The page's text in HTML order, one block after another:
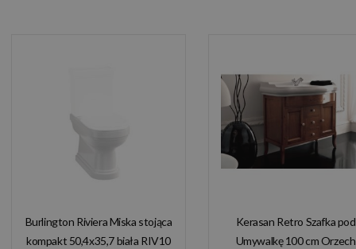
Burlington Riviera Miska stojąca
kompakt 50,4x35,7 biała RIV10
Kerasan Retro Szafka pod
Umywalkę 100 cm Orzech